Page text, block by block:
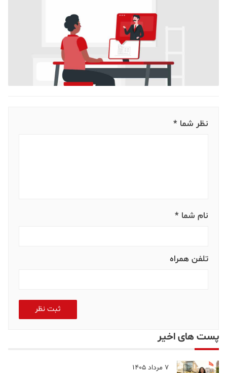
نظر شما *
نام شما *
تلفن همراه
ثبت نظر
پست های اخیر
7 مرداد 1405